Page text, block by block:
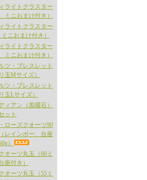
ライトクラスター
ミニおまけ付き）
ライトクラスター
ミニおまけ付き）
ライトクラスター
ミニおまけ付き）
ツ・ブレスレット
玉Mサイズ）
ツ・ブレスレット
玉Lサイズ）
ィアン（黒曜石）
ット
ローズクオーツ90
レインボー、台座
）
オーツ丸玉（60ミ
座付き）
オーツ丸玉（55ミ